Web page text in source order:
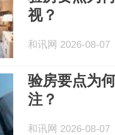
视？
和讯网 2026-08-07
验房要点为
注？
和讯网 2026-08-07